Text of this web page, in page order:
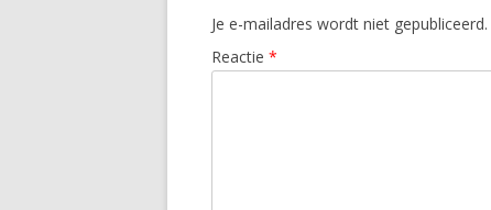
Je e-mailadres wordt niet gepubliceerd.
Reactie *